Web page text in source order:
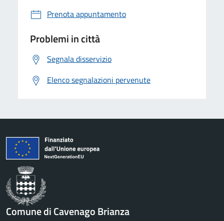
Prenota appuntamento
Problemi in città
Segnala disservizio
Elenco segnalazioni pervenute
Comune di Cavenago Brianza